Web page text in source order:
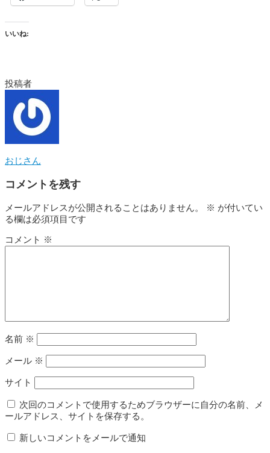
いいね:
投稿者
おじさん
コメントを残す
メールアドレスが公開されることはありません。 ※ が付いてい
る欄は必須項目です
コメント ※
名前 ※
メール ※
サイト
次回のコメントで使用するためブラウザーに自分の名前、メ
ールアドレス、サイトを保存する。
新しいコメントをメールで通知